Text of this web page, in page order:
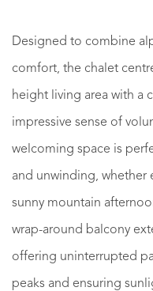
Designed to combine
comfort, the chalet
height living area with a
impressive sense of
welcoming space is
and unwinding, whether
sunny mountain
wrap-around balcony
offering uninterrupted
peaks and ensuring